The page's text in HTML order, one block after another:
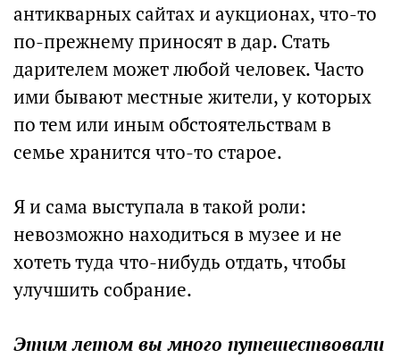
антикварных сайтах и аукционах, что-то
по-прежнему приносят в дар. Стать
дарителем может любой человек. Часто
ими бывают местные жители, у которых
по тем или иным обстоятельствам в
семье хранится что-то старое.
Я и сама выступала в такой роли:
невозможно находиться в музее и не
хотеть туда что-нибудь отдать, чтобы
улучшить собрание.
Этим летом вы много путешествовали